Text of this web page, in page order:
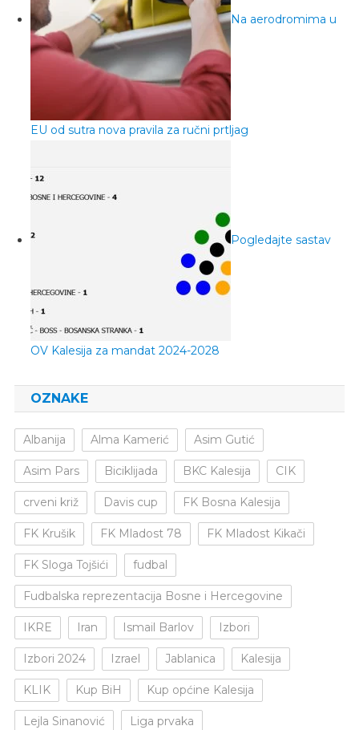
Na aerodromima u
EU od sutra nova pravila za ručni prtljag
Pogledajte sastav
OV Kalesija za mandat 2024-2028
OZNAKE
Albanija Alma Kamerić Asim Gutić
Asim Pars Biciklijada BKC Kalesija CIK
crveni križ Davis cup FK Bosna Kalesija
FK Krušik FK Mladost 78 FK Mladost Kikači
FK Sloga Tojšići fudbal
Fudbalska reprezentacija Bosne i Hercegovine
IKRE Iran Ismail Barlov Izbori
Izbori 2024 Izrael Jablanica Kalesija
KLIK Kup BiH Kup općine Kalesija
Lejla Sinanović Liga prvaka